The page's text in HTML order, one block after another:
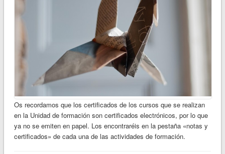
Os recordamos que los certificados de los cursos que se realizan
en la Unidad de formación son certificados electrónicos, por lo que
ya no se emiten en papel. Los encontraréis en la pestaña «notas y
certificados» de cada una de las actividades de formación.